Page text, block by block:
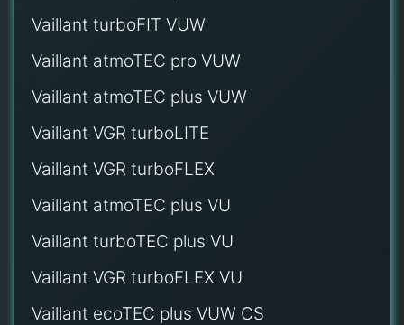
Vaillant turboFIT VUW
Vaillant atmoTEC pro VUW
Vaillant atmoTEC plus VUW
Vaillant VGR turboLITE
Vaillant VGR turboFLEX
Vaillant atmoTEC plus VU
Vaillant turboTEC plus VU
Vaillant VGR turboFLEX VU
Vaillant ecoTEC plus VUW CS